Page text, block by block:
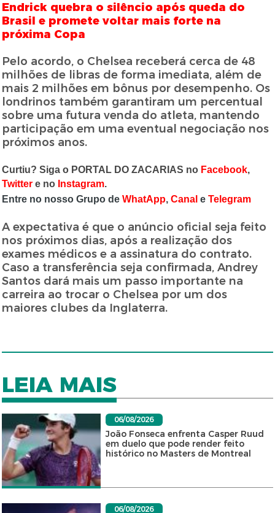
Endrick quebra o silêncio após queda do
Brasil e promete voltar mais forte na
próxima Copa
Pelo acordo, o Chelsea receberá cerca de 48
milhões de libras de forma imediata, além de
mais 2 milhões em bônus por desempenho. Os
londrinos também garantiram um percentual
sobre uma futura venda do atleta, mantendo
participação em uma eventual negociação nos
próximos anos.
Curtiu? Siga o PORTAL DO ZACARIAS no Facebook,
Twitter e no Instagram.
Entre no nosso Grupo deWhatApp,Canal eTelegram
A expectativa é que o anúncio oficial seja feito
nos próximos dias, após a realização dos
exames médicos e a assinatura do contrato.
Caso a transferência seja confirmada, Andrey
Santos dará mais um passo importante na
carreira ao trocar o Chelsea por um dos
maiores clubes da Inglaterra.
LEIA MAIS
06/08/2026
João Fonseca enfrenta Casper Ruud
em duelo que pode render feito
histórico no Masters de Montreal
06/08/2026